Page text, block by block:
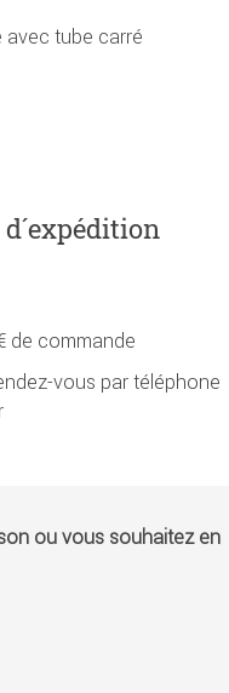
avec tube carré
de commande
vous par téléphone
ou vous souhaitez en